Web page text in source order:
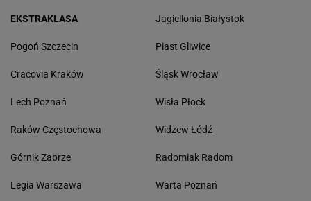
EKSTRAKLASA
Pogoń Szczecin
Cracovia Kraków
Lech Poznań
Raków Częstochowa
Górnik Zabrze
Legia Warszawa
Jagiellonia Białystok
Piast Gliwice
Śląsk Wrocław
Wisła Płock
Widzew Łódź
Radomiak Radom
Warta Poznań